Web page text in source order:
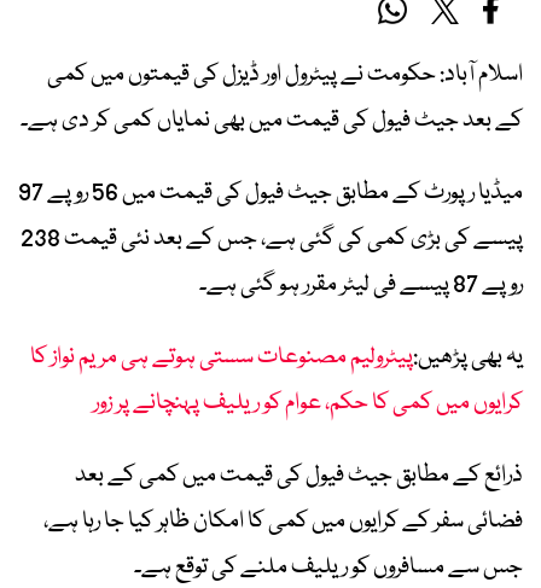
اسلام آباد: حکومت نے پیٹرول اور ڈیزل کی قیمتوں میں کمی
کے بعد جیٹ فیول کی قیمت میں بھی نمایاں کمی کر دی ہے۔
میڈیا رپورٹ کے مطابق جیٹ فیول کی قیمت میں 56 روپے 97
پیسے کی بڑی کمی کی گئی ہے، جس کے بعد نئی قیمت 238
روپے 87 پیسے فی لیٹر مقرر ہو گئی ہے۔
یہ بھی پڑھیں:پیٹرولیم مصنوعات سستی ہوتے ہی مریم نواز کا
کرایوں میں کمی کا حکم، عوام کو ریلیف پہنچانے پر زور
ذرائع کے مطابق جیٹ فیول کی قیمت میں کمی کے بعد
فضائی سفر کے کرایوں میں کمی کا امکان ظاہر کیا جا رہا ہے،
جس سے مسافروں کو ریلیف ملنے کی توقع ہے۔